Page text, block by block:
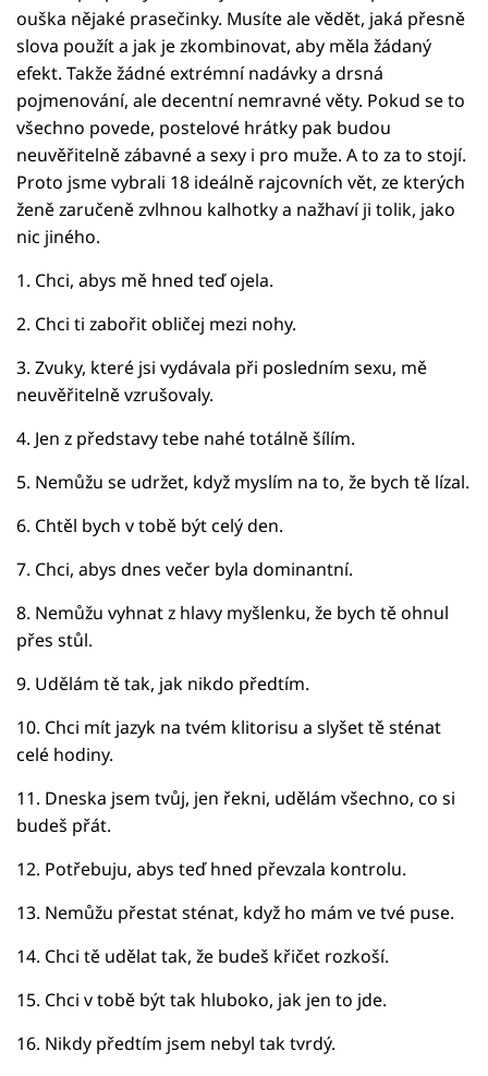
ouška nějaké prasečinky. Musíte ale vědět, jaká přesně
slova použít a jak je zkombinovat, aby měla žádaný
efekt. Takže žádné extrémní nadávky a drsná
pojmenování, ale decentní nemravné věty. Pokud se to
všechno povede, postelové hrátky pak budou
neuvěřitelně zábavné a sexy i pro muže. A to za to stojí.
Proto jsme vybrali 18 ideálně rajcovních vět, ze kterých
ženě zaručeně zvlhnou kalhotky a nažhaví ji tolik, jako
nic jiného.
1. Chci, abys mě hned teď ojela.
2. Chci ti zabořit obličej mezi nohy.
3. Zvuky, které jsi vydávala při posledním sexu, mě
neuvěřitelně vzrušovaly.
4. Jen z představy tebe nahé totálně šílím.
5. Nemůžu se udržet, když myslím na to, že bych tě lízal.
6. Chtěl bych v tobě být celý den.
7. Chci, abys dnes večer byla dominantní.
8. Nemůžu vyhnat z hlavy myšlenku, že bych tě ohnul
přes stůl.
9. Udělám tě tak, jak nikdo předtím.
10. Chci mít jazyk na tvém klitorisu a slyšet tě sténat
celé hodiny.
11. Dneska jsem tvůj, jen řekni, udělám všechno, co si
budeš přát.
12. Potřebuju, abys teď hned převzala kontrolu.
13. Nemůžu přestat sténat, když ho mám ve tvé puse.
14. Chci tě udělat tak, že budeš křičet rozkoší.
15. Chci v tobě být tak hluboko, jak jen to jde.
16. Nikdy předtím jsem nebyl tak tvrdý.